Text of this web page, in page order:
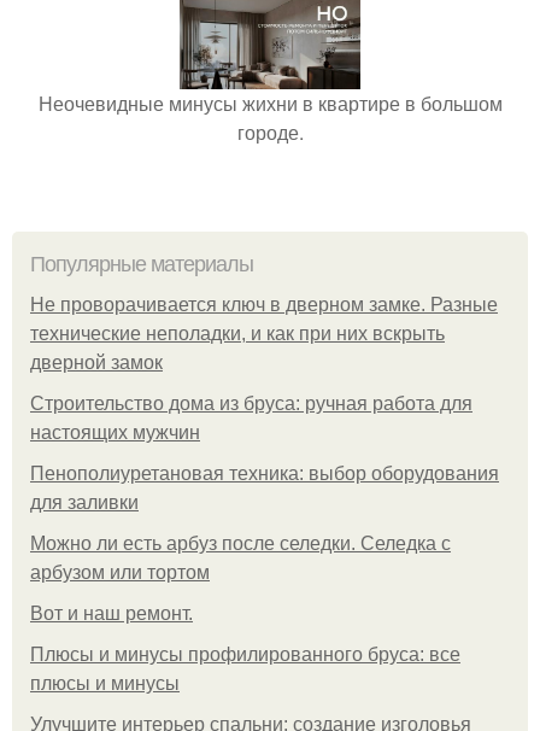
Неочевидные минусы жихни в квартире в большом
городе.
Популярные материалы
Не проворачивается ключ в дверном замке. Разные
технические неполадки, и как при них вскрыть
дверной замок
Строительство дома из бруса: ручная работа для
настоящих мужчин
Пенополиуретановая техника: выбор оборудования
для заливки
Можно ли есть арбуз после селедки. Селедка с
арбузом или тортом
Boт и наш ремoнт.
Плюсы и минусы профилированного бруса: все
плюсы и минусы
Улучшите интерьер спальни: создание изголовья